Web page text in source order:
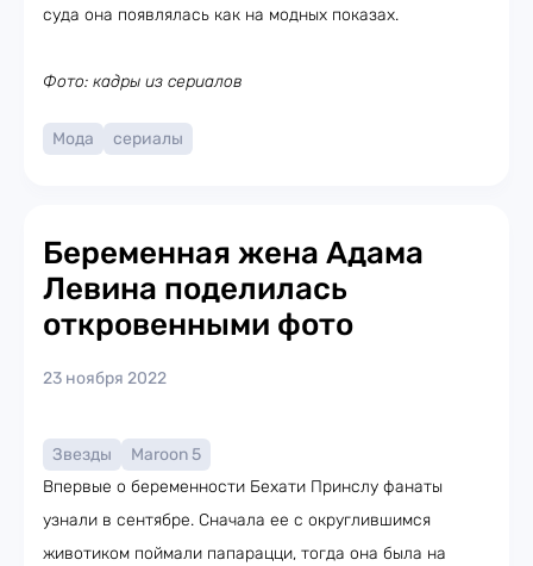
суда она появлялась как на модных показах.
Фото: кадры из сериалов
Мода сериалы
Беременная жена Адама
Левина поделилась
откровенными фото
23 ноября 2022
Звезды
Maroon 5
Впервые о беременности Бехати Принслу фанаты
узнали в сентябре. Сначала ее с округлившимся
животиком поймали папарацци, тогда она была на